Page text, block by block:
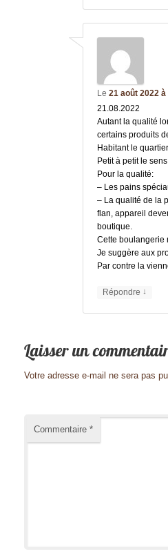
Le 21 août 2022 à
21.08.2022
Autant la qualité
certains produits
Habitant le
Petit à petit le
Pour la qualité:
– Les pains
– La qualité de la
flan, appareil
boutique.
Cette boulangerie
Je suggère aux
Par contre la
Répondre ↓
Votre adresse e-mail ne sera pas
Commentaire *